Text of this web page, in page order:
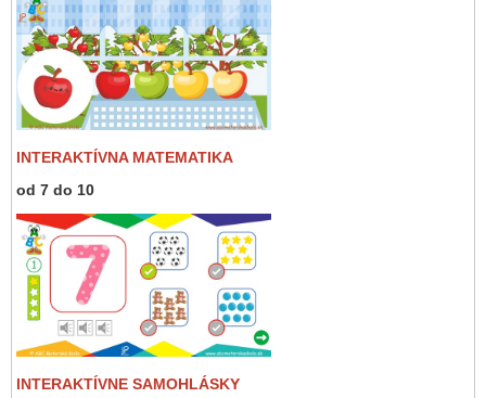
INTERAKTÍVNA MATEMATIKA
od 7 do 10
INTERAKTÍVNE SAMOHLÁSKY